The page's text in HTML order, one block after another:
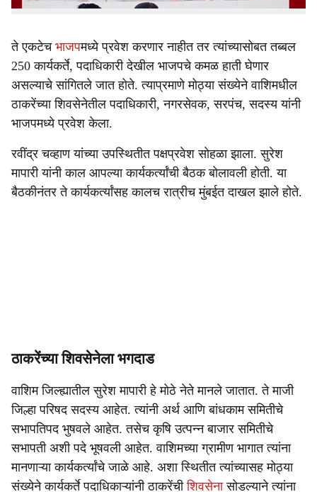
त्यांनी भाजपमध्ये प्रवेश करण्याचा निर्णय घेतला.
ते एकटेच भाजपमध्ये प्रवेश करणार नाहीत तर त्यांच्यासोबत तब्बल
250 कार्यकर्ते, पदाधिकारी देखील भाजपचे कमळ हाती घेणार
असल्याचे सांगितले जात होते. त्याप्रमाणे मोठ्या संख्येने वाशिमधील
ठाकरेंच्या शिवसेनेतील पदाधिकारी, नगरसेवक, सरपंच, सदस्य यांनी
भाजपमध्ये प्रवेश केला.
रवींद्र चव्हाण यांच्या उपस्थितीत पक्षप्रवेश सोहळा झाला. सुरेश
मापारी यांनी काल आपल्या कार्यकर्त्यांची बैठक बोलावली होती. या
बैठकीनंतर ते कार्यकर्त्यांसह कालच रात्रीच मुंबईत दाखल झाले होते.
ठाकरेंच्या शिवसेनेला भगदाड
वाशिम जिल्ह्यातील सुरेश मापारी हे मोठे नेते मानले जातात. ते माजी
जिल्हा परिषद सदस्य आहेत. त्यांनी अर्थ आणि बांधकाम समितीचे
सभापतिपद भुषवले आहेत. तसेच कृषि उत्पन्न बाजार समितीचे
सभापती अशी पदे भूषवली आहेत. वाशिमच्या ग्रामीण भागात त्यांना
मानणाऱ्या कार्यकर्त्यांचे जाळे आहे. अशा स्थितीत त्यांच्यासह मोठ्या
संख्येने कार्यकर्ते पदाधिकाऱ्यांनी ठाकरेंचीशिवसेनासोडल्याने त्यांना